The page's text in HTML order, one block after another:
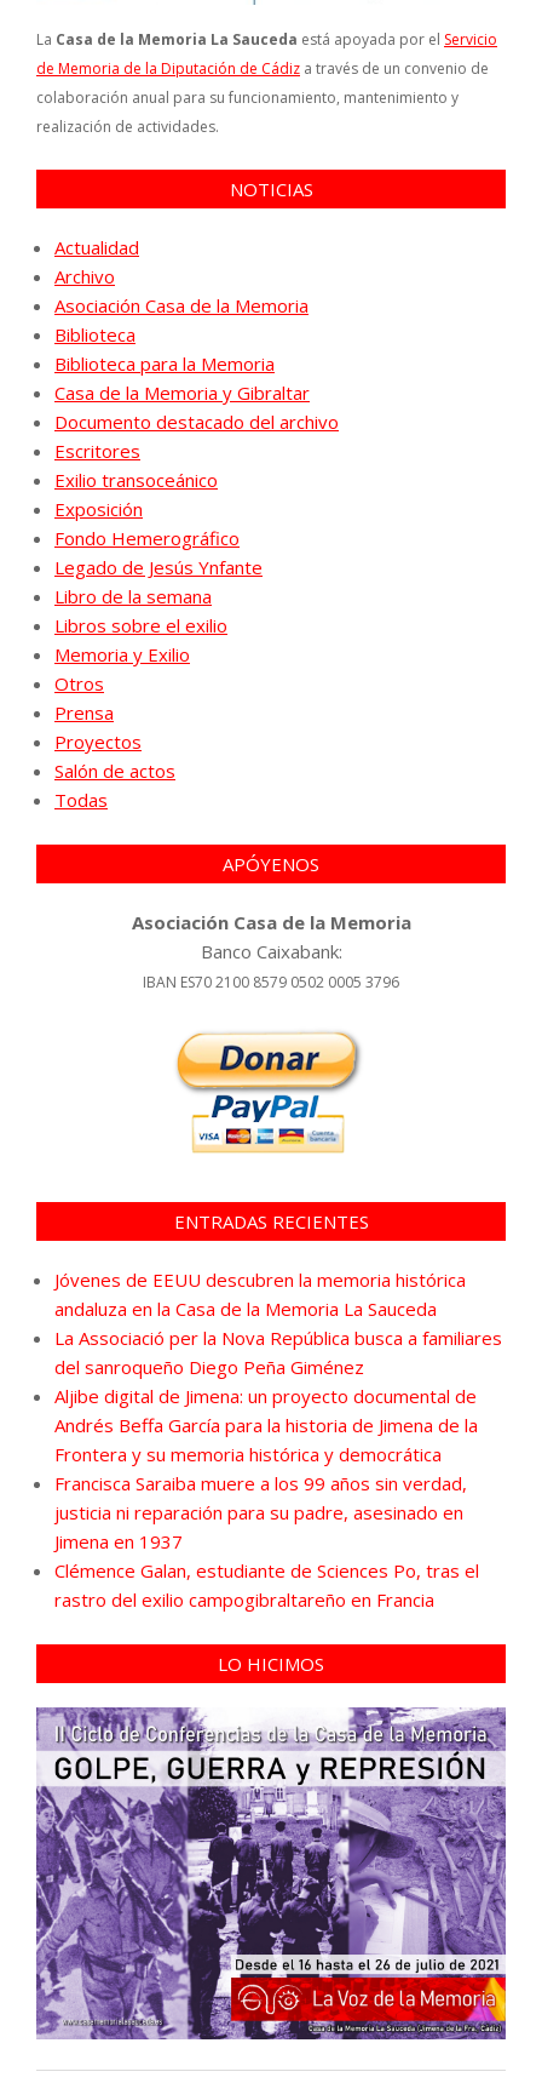
La Casa de la Memoria La Sauceda está apoyada por el Servicio
de Memoria de la Diputación de Cádiz a través de un convenio de
colaboración anual para su funcionamiento, mantenimiento y
realización de actividades.
NOTICIAS
Actualidad
Archivo
Asociación Casa de la Memoria
Biblioteca
Biblioteca para la Memoria
Casa de la Memoria y Gibraltar
Documento destacado del archivo
Escritores
Exilio transoceánico
Exposición
Fondo Hemerográfico
Legado de Jesús Ynfante
Libro de la semana
Libros sobre el exilio
Memoria y Exilio
Otros
Prensa
Proyectos
Salón de actos
Todas
APÓYENOS
Asociación Casa de la Memoria
Banco Caixabank:
IBAN ES70 2100 8579 0502 0005 3796
ENTRADAS RECIENTES
Jóvenes de EEUU descubren la memoria histórica
andaluza en la Casa de la Memoria La Sauceda
La Associació per la Nova República busca a familiares
del sanroqueño Diego Peña Giménez
Aljibe digital de Jimena: un proyecto documental de
Andrés Beffa García para la historia de Jimena de la
Frontera y su memoria histórica y democrática
Francisca Saraiba muere a los 99 años sin verdad,
justicia ni reparación para su padre, asesinado en
Jimena en 1937
Clémence Galan, estudiante de Sciences Po, tras el
rastro del exilio campogibraltareño en Francia
LO HICIMOS